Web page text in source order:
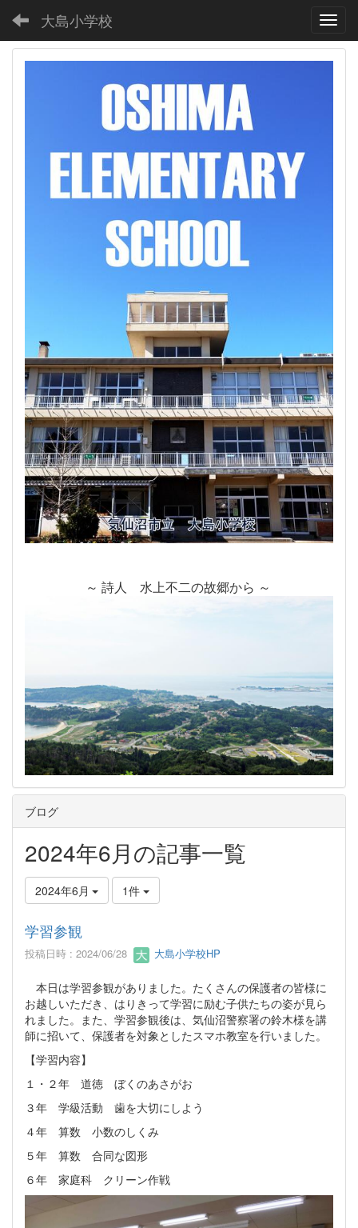
大島小学校
～ 詩人 水上不二の故郷から ～
ブログ
2024年6月の記事一覧
2024年6月 1件
学習参観
投稿日時 : 2024/06/28 大島小学校HP
本日は学習参観がありました。たくさんの保護者の皆様に
お越しいただき、はりきって学習に励む子供たちの姿が見ら
れました。また、学習参観後は、気仙沼警察署の鈴木様を講
師に招いて、保護者を対象としたスマホ教室を行いました。
【学習内容】
１・２年 道徳 ぼくのあさがお
３年 学級活動 歯を大切にしよう
４年 算数 小数のしくみ
５年 算数 合同な図形
６年 家庭科 クリーン作戦